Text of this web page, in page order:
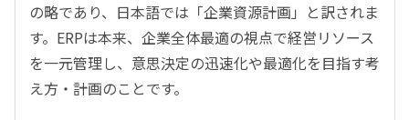
の略であり、日本語では「企業資源計画」と訳されま
す。ERPは本来、企業全体最適の視点で経営リソース
を一元管理し、意思決定の迅速化や最適化を目指す考
え方・計画のことです。